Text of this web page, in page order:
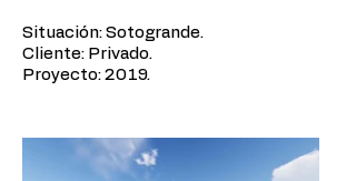
Situación: Sotogrande.
Cliente: Privado. ​
Proyecto: 2019.